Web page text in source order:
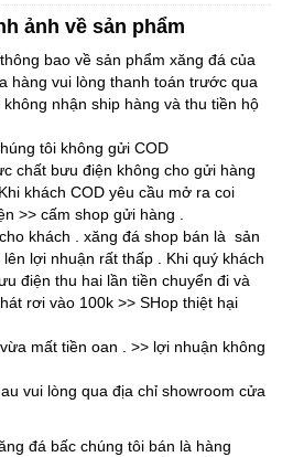
ảnh về sản phẩm
bao về sản phẩm xăng đá của
hàng vui lòng thanh toán trước qua
nhận ship hàng và thu tiền hộ
tôi không gửi COD
chất bưu điện không cho gửi hàng
khách COD yêu cầu mở ra coi
>> cấm shop gửi hàng .
khách . xăng đá shop bán là sản
lợi nhuận rất thấp . Khi quý khách
điện thu hai lần tiền chuyển đi và
rơi vào 100k >> SHop thiệt hại
mất tiền oan . >> lợi nhuận không
vui lòng qua địa chỉ showroom cửa
đá bấc chúng tôi bán là hàng